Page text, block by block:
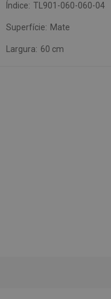
Índice: TL901-060-060-04
Superfície: Mate
Largura: 60 cm